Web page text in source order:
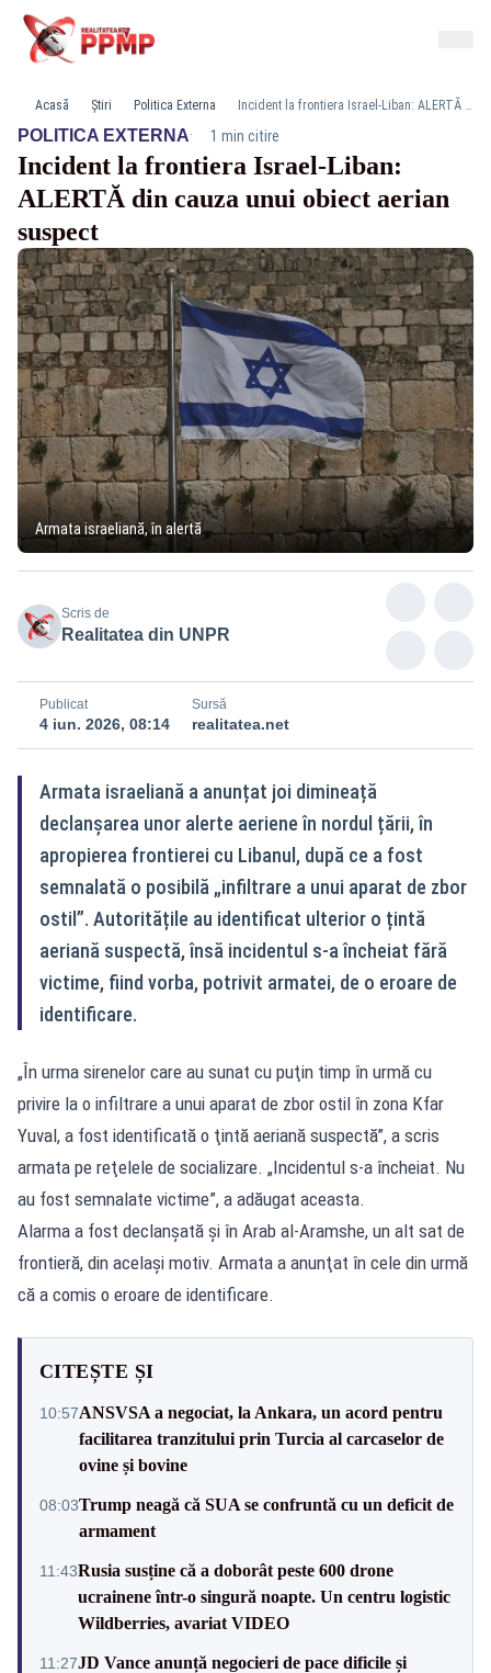
Acasă Știri Politica Externa Incident la frontiera Israel-Liban: ALERTĂ din cauza unui obiect aerian suspect
POLITICA EXTERNA· 1 min citire
Incident la frontiera Israel-Liban:
ALERTĂ din cauza unui obiect aerian
suspect
Armata israeliană, în alertă
Scris de
Realitatea din UNPR
Publicat
4 iun. 2026, 08:14
Sursă
realitatea.net
Armata israeliană a anunțat joi dimineață
declanșarea unor alerte aeriene în nordul țării, în
apropierea frontierei cu Libanul, după ce a fost
semnalată o posibilă „infiltrare a unui aparat de zbor
ostil”. Autoritățile au identificat ulterior o țintă
aeriană suspectă, însă incidentul s-a încheiat fără
victime, fiind vorba, potrivit armatei, de o eroare de
identificare.
„În urma sirenelor care au sunat cu puţin timp în urmă cu
privire la o infiltrare a unui aparat de zbor ostil în zona Kfar
Yuval, a fost identificată o ţintă aeriană suspectă”, a scris
armata pe reţelele de socializare. „Incidentul s-a încheiat. Nu
au fost semnalate victime”, a adăugat aceasta.
Alarma a fost declanşată şi în Arab al-Aramshe, un alt sat de
frontieră, din acelaşi motiv. Armata a anunţat în cele din urmă
că a comis o eroare de identificare.
CITEȘTE ȘI
10:57ANSVSA a negociat, la Ankara, un acord pentru
facilitarea tranzitului prin Turcia al carcaselor de
ovine și bovine
08:03Trump neagă că SUA se confruntă cu un deficit de
armament
11:43Rusia susține că a doborât peste 600 drone
ucrainene într-o singură noapte. Un centru logistic
Wildberries, avariat VIDEO
11:27JD Vance anunță negocieri de pace dificile și